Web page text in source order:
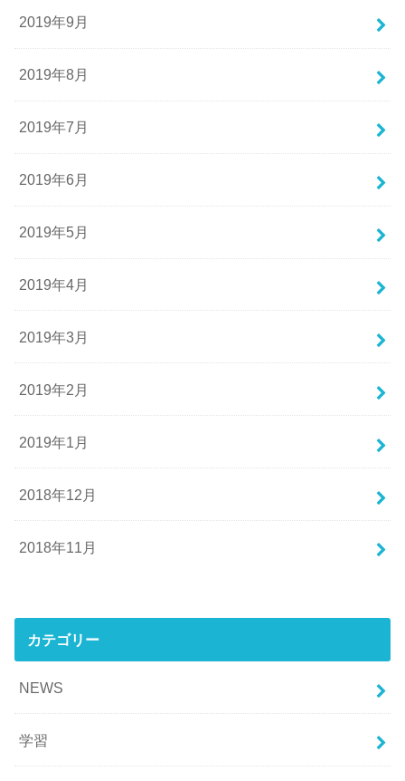
2019年9月
2019年8月
2019年7月
2019年6月
2019年5月
2019年4月
2019年3月
2019年2月
2019年1月
2018年12月
2018年11月
カテゴリー
NEWS
学習